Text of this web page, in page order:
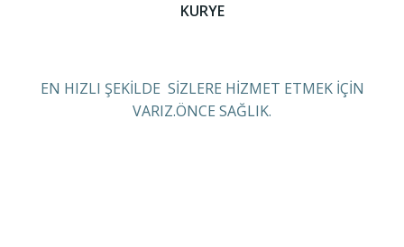
KURYE
EN HIZLI ŞEKİLDE SİZLERE HİZMET ETMEK İÇİN
VARIZ.ÖNCE SAĞLIK.